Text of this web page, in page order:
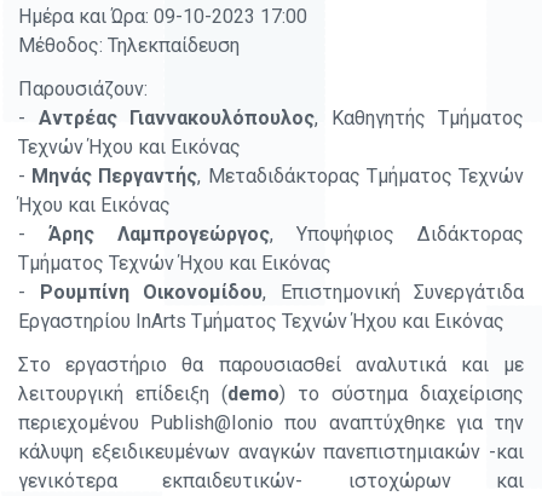
Ημέρα και Ώρα: 09-10-2023 17:00
Μέθοδος: Τηλεκπαίδευση
Παρουσιάζουν:
- Αντρέας Γιαννακουλόπουλος, Καθηγητής Τμήματος
Τεχνών Ήχου και Εικόνας
- Μηνάς Περγαντής, Μεταδιδάκτορας Τμήματος Τεχνών
Ήχου και Εικόνας
- Άρης Λαμπρογεώργος, Υποψήφιος Διδάκτορας
Τμήματος Τεχνών Ήχου και Εικόνας
- Ρουμπίνη Οικονομίδου, Επιστημονική Συνεργάτιδα
Εργαστηρίου InArts Τμήματος Τεχνών Ήχου και Εικόνας
Στο εργαστήριο θα παρουσιασθεί αναλυτικά και με
λειτουργική επίδειξη (demo) το σύστημα διαχείρισης
περιεχομένου Publish@Ionio που αναπτύχθηκε για την
κάλυψη εξειδικευμένων αναγκών πανεπιστημιακών -και
γενικότερα εκπαιδευτικών- ιστοχώρων και